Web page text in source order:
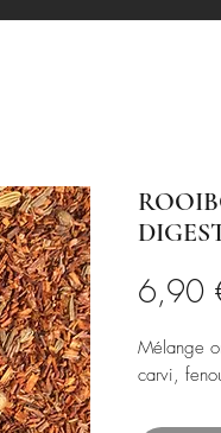
6,90
Mélange
carvi,